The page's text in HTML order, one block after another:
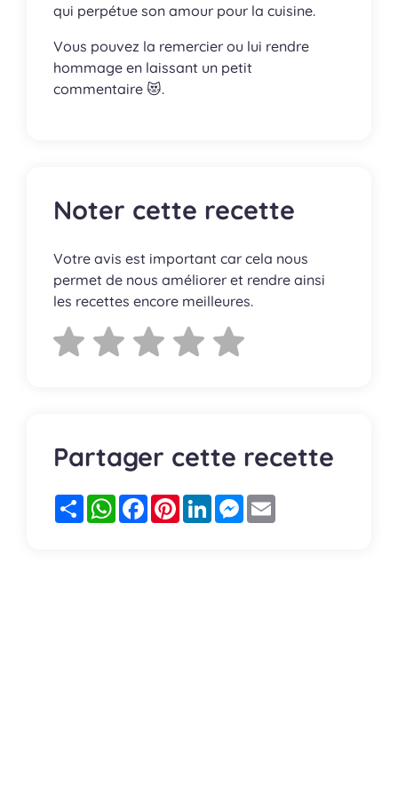
qui perpétue son amour pour la cuisine.
Vous pouvez la remercier ou lui rendre
hommage en laissant un petit
commentaire 😻.
Noter cette recette
Votre avis est important car cela nous
permet de nous améliorer et rendre ainsi
les recettes encore meilleures.
Partager cette recette
PartagerWhatsApp
FacebookPinterestLinkedInMessenger